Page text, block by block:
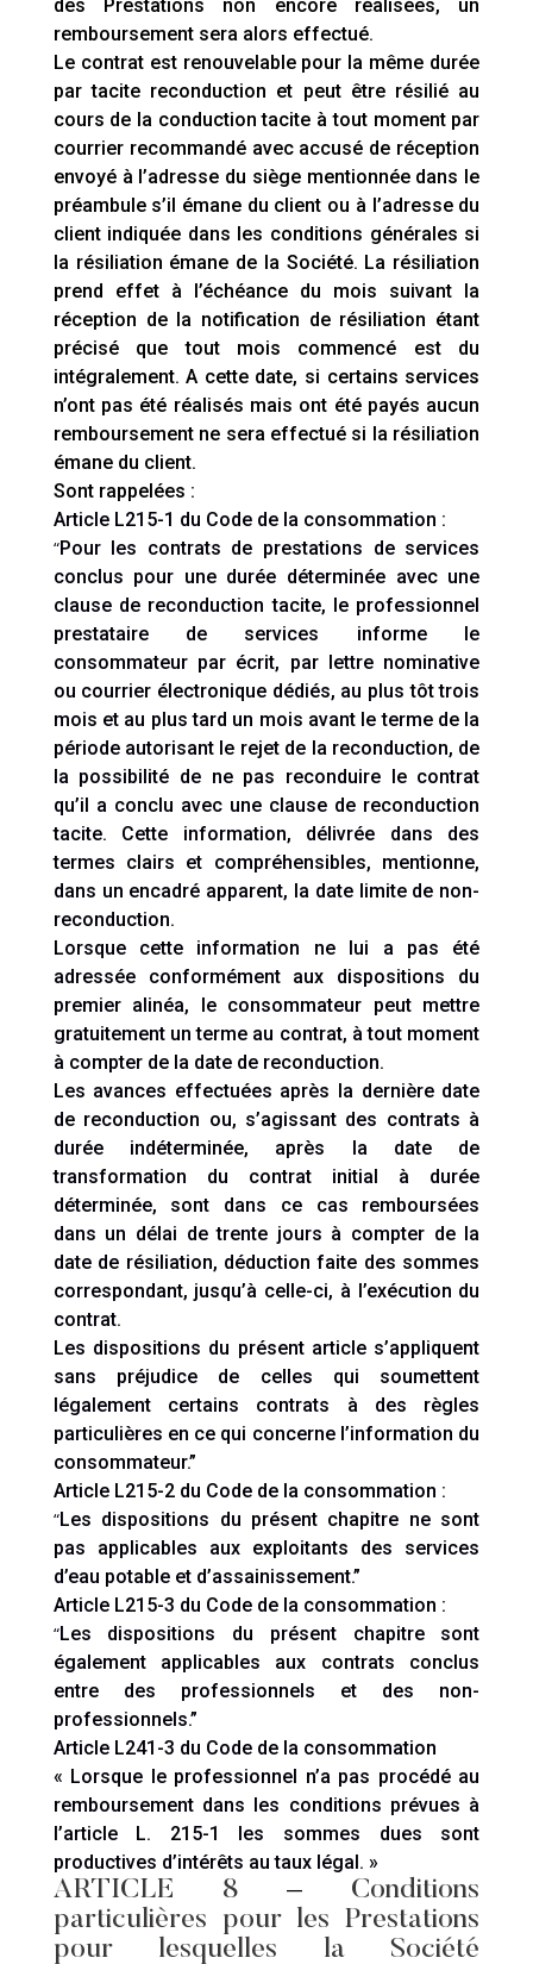
des Prestations non encore réalisées, un
remboursement sera alors effectué.
Le contrat est renouvelable pour la même durée
par tacite reconduction et peut être résilié au
cours de la conduction tacite à tout moment par
courrier recommandé avec accusé de réception
envoyé à l’adresse du siège mentionnée dans le
préambule s’il émane du client ou à l’adresse du
client indiquée dans les conditions générales si
la résiliation émane de la Société. La résiliation
prend effet à l’échéance du mois suivant la
réception de la notification de résiliation étant
précisé que tout mois commencé est du
intégralement. A cette date, si certains services
n’ont pas été réalisés mais ont été payés aucun
remboursement ne sera effectué si la résiliation
émane du client.
Sont rappelées :
Article L215-1 du Code de la consommation :
“Pour les contrats de prestations de services
conclus pour une durée déterminée avec une
clause de reconduction tacite, le professionnel
prestataire de services informe le
consommateur par écrit, par lettre nominative
ou courrier électronique dédiés, au plus tôt trois
mois et au plus tard un mois avant le terme de la
période autorisant le rejet de la reconduction, de
la possibilité de ne pas reconduire le contrat
qu’il a conclu avec une clause de reconduction
tacite. Cette information, délivrée dans des
termes clairs et compréhensibles, mentionne,
dans un encadré apparent, la date limite de non-
reconduction.
Lorsque cette information ne lui a pas été
adressée conformément aux dispositions du
premier alinéa, le consommateur peut mettre
gratuitement un terme au contrat, à tout moment
à compter de la date de reconduction.
Les avances effectuées après la dernière date
de reconduction ou, s’agissant des contrats à
durée indéterminée, après la date de
transformation du contrat initial à durée
déterminée, sont dans ce cas remboursées
dans un délai de trente jours à compter de la
date de résiliation, déduction faite des sommes
correspondant, jusqu’à celle-ci, à l’exécution du
contrat.
Les dispositions du présent article s’appliquent
sans préjudice de celles qui soumettent
légalement certains contrats à des règles
particulières en ce qui concerne l’information du
consommateur.”
Article L215-2 du Code de la consommation :
“Les dispositions du présent chapitre ne sont
pas applicables aux exploitants des services
d’eau potable et d’assainissement.”
Article L215-3 du Code de la consommation :
“Les dispositions du présent chapitre sont
également applicables aux contrats conclus
entre des professionnels et des non-
professionnels.”
Article L241-3 du Code de la consommation
« Lorsque le professionnel n’a pas procédé au
remboursement dans les conditions prévues à
l’article L. 215-1 les sommes dues sont
productives d’intérêts au taux légal. »
ARTICLE 8– Conditions
particulières pour les Prestations
pour lesquelles la Société